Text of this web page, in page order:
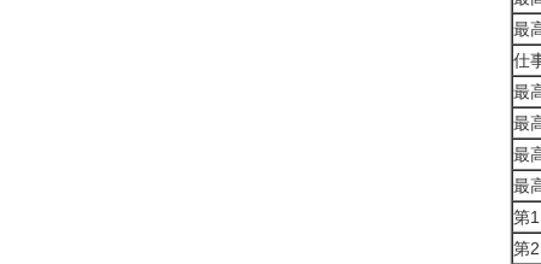
最
仕
最
最
最
最
第
第